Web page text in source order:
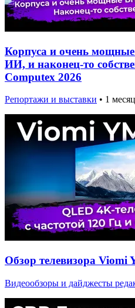
Корпуса и очень
ИИ, и наконец-то
Computex 2026
Репортажи и выставки • 1
Обзор телевизора Viomi
Видеообзоры и дайджесты